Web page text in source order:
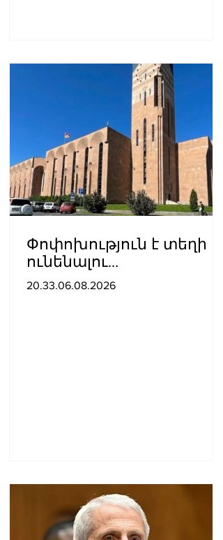
Փոփոխություն է տեղի
ունենալու
ավտոբուսային
20.33.06.08.2026